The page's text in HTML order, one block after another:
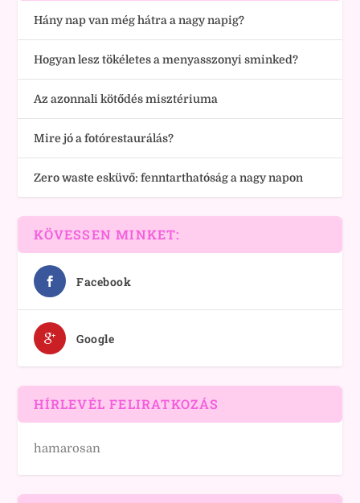
Hány nap van még hátra a nagy napig?
Hogyan lesz tökéletes a menyasszonyi sminked?
Az azonnali kötődés misztériuma
Mire jó a fotórestaurálás?
Zero waste esküvő: fenntarthatóság a nagy napon
KÖVESSEN MINKET:
Facebook
Google
HÍRLEVÉL FELIRATKOZÁS
hamarosan